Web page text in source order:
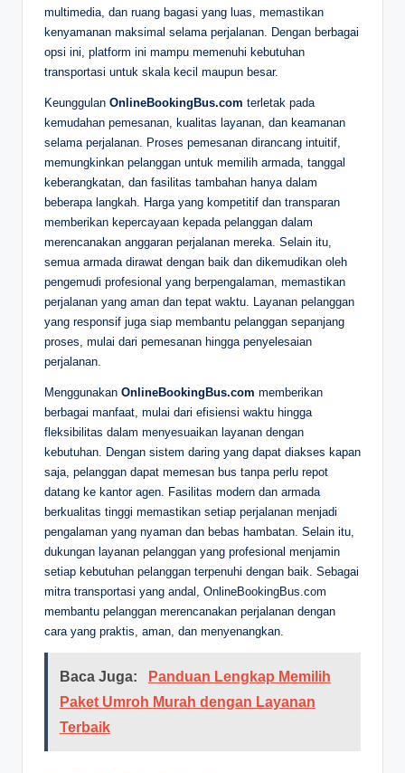
multimedia, dan ruang bagasi yang luas, memastikan
kenyamanan maksimal selama perjalanan. Dengan berbagai
opsi ini, platform ini mampu memenuhi kebutuhan
transportasi untuk skala kecil maupun besar.
Keunggulan OnlineBookingBus.com terletak pada
kemudahan pemesanan, kualitas layanan, dan keamanan
selama perjalanan. Proses pemesanan dirancang intuitif,
memungkinkan pelanggan untuk memilih armada, tanggal
keberangkatan, dan fasilitas tambahan hanya dalam
beberapa langkah. Harga yang kompetitif dan transparan
memberikan kepercayaan kepada pelanggan dalam
merencanakan anggaran perjalanan mereka. Selain itu,
semua armada dirawat dengan baik dan dikemudikan oleh
pengemudi profesional yang berpengalaman, memastikan
perjalanan yang aman dan tepat waktu. Layanan pelanggan
yang responsif juga siap membantu pelanggan sepanjang
proses, mulai dari pemesanan hingga penyelesaian
perjalanan.
Menggunakan OnlineBookingBus.com memberikan
berbagai manfaat, mulai dari efisiensi waktu hingga
fleksibilitas dalam menyesuaikan layanan dengan
kebutuhan. Dengan sistem daring yang dapat diakses kapan
saja, pelanggan dapat memesan bus tanpa perlu repot
datang ke kantor agen. Fasilitas modern dan armada
berkualitas tinggi memastikan setiap perjalanan menjadi
pengalaman yang nyaman dan bebas hambatan. Selain itu,
dukungan layanan pelanggan yang profesional menjamin
setiap kebutuhan pelanggan terpenuhi dengan baik. Sebagai
mitra transportasi yang andal, OnlineBookingBus.com
membantu pelanggan merencanakan perjalanan dengan
cara yang praktis, aman, dan menyenangkan.
Baca Juga:
Panduan Lengkap Memilih
Paket Umroh Murah dengan Layanan
Terbaik